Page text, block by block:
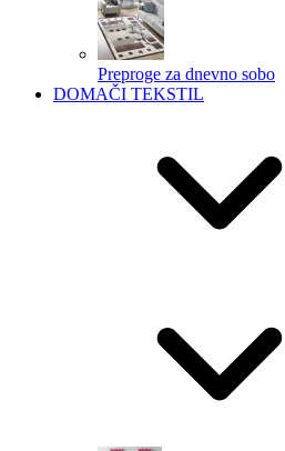
Preproge za dnevno sobo
DOMAČI TEKSTIL